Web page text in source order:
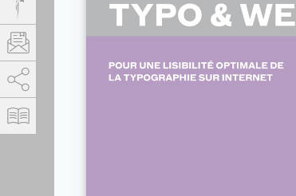
AddThis est désactivé. Autoriser